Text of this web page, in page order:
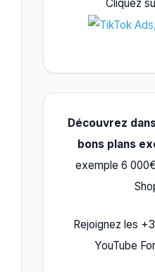
Cliquez
Découvrez
bons plans
exemple 6
Rejoignez les
YouTube